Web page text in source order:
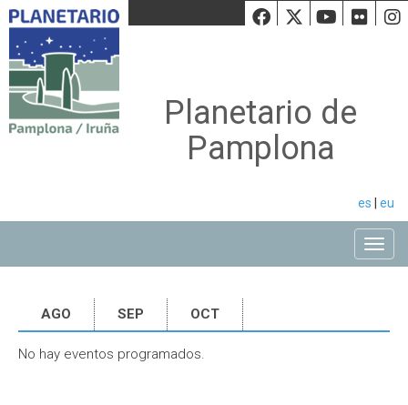
Facebook
Twiiter
Planetario de
Pamplona
es eu
AGO SEP OCT
No hay eventos programados.